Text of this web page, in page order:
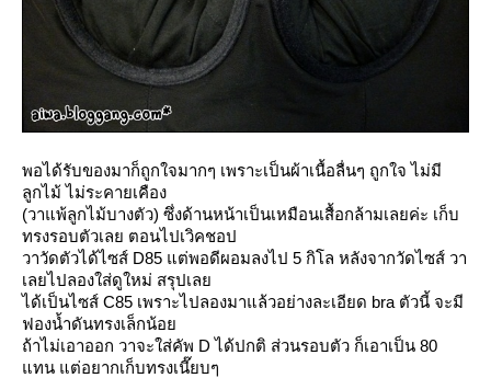
พอได้รับของมาก็ถูกใจมากๆ เพราะเป็นผ้าเนื้อลื่นๆ ถูกใจ ไม่มี
ลูกไม้ ไม่ระคายเคือง
(วาแพ้ลูกไม้บางตัว) ซึ่งด้านหน้าเป็นเหมือนเสื้อกล้ามเลยค่ะ เก็บ
ทรงรอบตัวเลย ตอนไปเวิคชอป
วาวัดตัวได้ไซส์ D85 แต่พอดีผอมลงไป 5 กิโล หลังจากวัดไซส์ วา
เลยไปลองใส่ดูใหม่ สรุปเล
ได้เป็นไซส์ C85 เพราะไปลองมาแล้วอย่างละเอียด bra ตัวนี้ จะมี
ฟองน้ำดันทรงเล็กน้อ
ถ้าไม่เอาออก วาจะใส่คัพ D ได้ปกติ ส่วนรอบตัว ก็เอาเป็น 80
ทน แต่อยากเก็บทรงเนี๊ยบๆ